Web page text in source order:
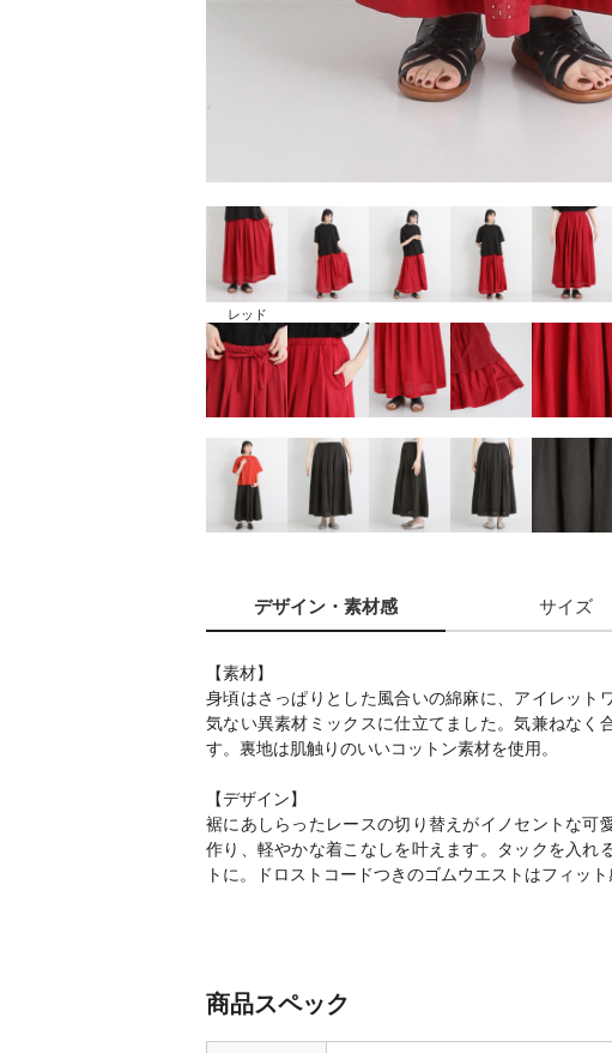
レッド
デザイン ・素材感 サイズ
【素材】
身頃はさっぱりとした風合いの綿麻に、アイレット
気ない異素材ミックスに仕立てました。気兼ねなく
す。裏地は肌触りのいいコットン素材を使用。
【デザイン】
裾にあしらったレースの切り替えがイノセントな可
作り、軽やかな着こなしを叶えます。タックを入れ
トに。ドロストコードつきのゴムウエストはフィット
商品スペック